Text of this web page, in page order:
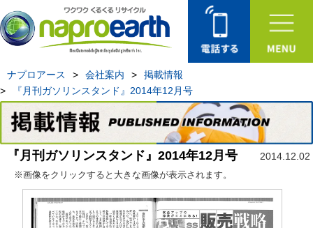
ナプロアース > 会社案内 >
掲載情報
>
『月刊ガソリンスタンド』2014年12月号
『月刊ガソリンスタンド』2014年12月号 2014.12.02
※画像をクリックすると大きな画像が表示されます。